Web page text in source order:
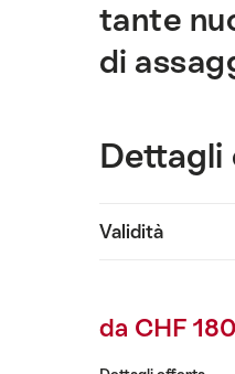
tante
di
Validità
da CHF 180